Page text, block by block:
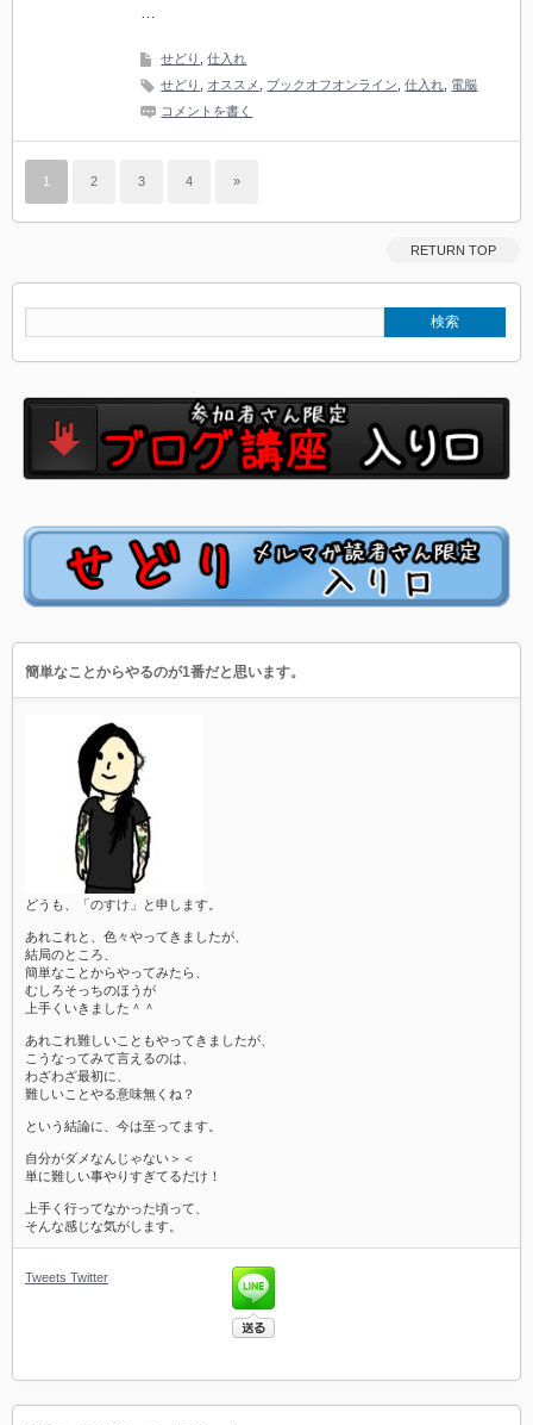
…
せどり ,仕入れ
せどり
オススメ ブックオフオンライン ,仕入れ 電脳
コメントを書く
1 2 3 4 »
RETURN TOP
簡単なことからやるのが1番だと思います。
どうも、「のすけ」と申します。
あれこれと、色々やってきましたが、
結局のところ、
簡単なことからやってみたら、
むしろそっちのほうが
上手くいきました＾＾
あれこれ難しいこともやってきましたが、
こうなってみて言えるのは、
わざわざ最初に、
難しいことやる意味無くね？
という結論に、今は至ってます。
自分がダメなんじゃない＞＜
単に難しい事やりすぎてるだけ！
上手く行ってなかった頃って、
そんな感じな気がします。
Tweets Twitter